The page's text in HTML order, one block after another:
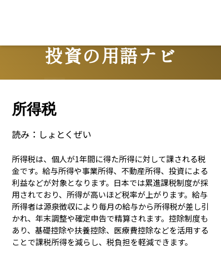
投資の用語ナビ
Terms
所得税
読み： しょとくぜい
所得税は、個人が1年間に得た所得に対して課される税
金です。給与所得や事業所得、不動産所得、投資による
利益などが対象となります。日本では累進課税制度が採
用されており、所得が高いほど税率が上がります。給与
所得者は源泉徴収により毎月の給与から所得税が差し引
かれ、年末調整や確定申告で精算されます。控除制度も
あり、基礎控除や扶養控除、医療費控除などを活用する
ことで課税所得を減らし、税負担を軽減できます。